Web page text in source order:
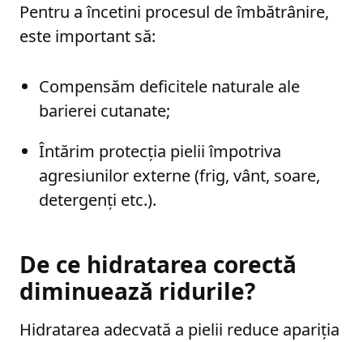
Pentru a încetini procesul de îmbătrânire,
este important să:
Compensăm deficitele naturale ale
barierei cutanate;
Întărim protecția pielii împotriva
agresiunilor externe (frig, vânt, soare,
detergenți etc.).
De ce hidratarea corectă
diminuează ridurile?
Hidratarea adecvată a pielii reduce apariția